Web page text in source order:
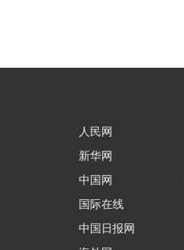
人民网
新华网
中国网
国际在线
中国日报网